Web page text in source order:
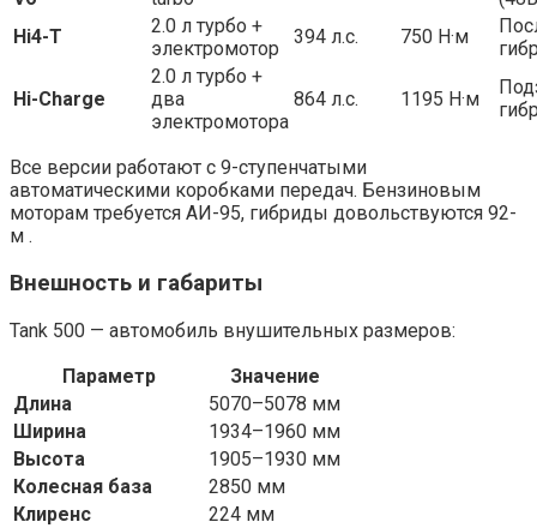
Hi4-T
2.0 л турбо +
электромотор
394 л.с. 750 Н·м
Hi-Charge
2.0 л турбо +
два
электромотора
864 л.с. 1195 Н·м
Все версии работают с 9-ступенчатыми
автоматическими коробками передач. Бензиновым
моторам требуется АИ-95, гибриды довольствуются 92-
м .
Внешность и габариты
Tank 500 — автомобиль внушительных размеров:
Параметр
Значение
Длина
5070–5078 мм
Ширина
1934–1960 мм
Высота
1905–1930 мм
Колесная база
2850 мм
Клиренс
224 мм